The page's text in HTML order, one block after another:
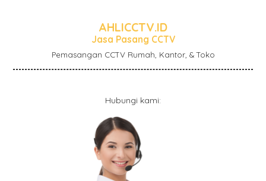
AHLICCTV.ID
Jasa Pasang CCTV
Pemasangan CCTV Rumah, Kantor, & Toko
Hubungi kami: